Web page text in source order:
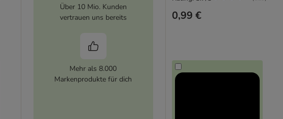
Über 10 Mio. Kunden
vertrauen uns bereits
Mehr als 8.000
Markenprodukte für dich
0,99 €